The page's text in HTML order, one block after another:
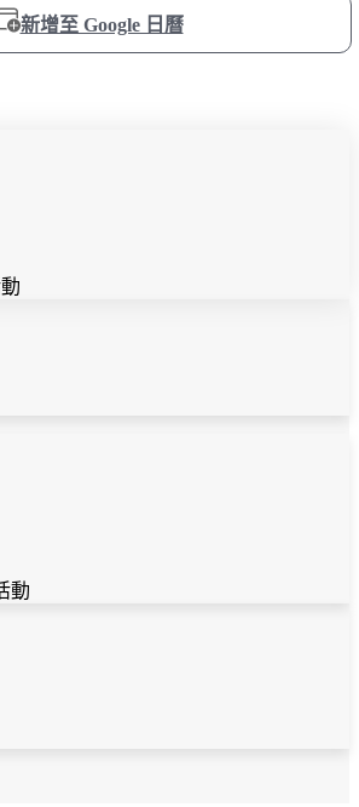
新增至 Google 日曆
動